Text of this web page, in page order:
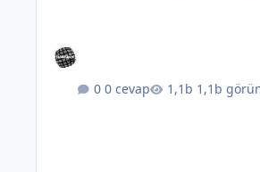
0 cevap 1,1b